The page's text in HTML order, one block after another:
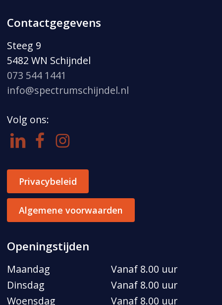
Contactgegevens
Steeg 9
5482 WN Schijndel
073 544 1441
info@spectrumschijndel.nl
Volg ons:
Privacybeleid
Algemene voorwaarden
Openingstijden
Maandag
Vanaf 8.00 uur
Dinsdag
Vanaf 8.00 uur
Woensdag
Vanaf 8.00 uur